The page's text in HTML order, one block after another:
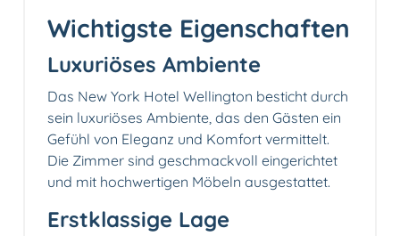
Wichtigste Eigenschaften
Luxuriöses Ambiente
Das New York Hotel Wellington besticht durch
sein luxuriöses Ambiente, das den Gästen ein
Gefühl von Eleganz und Komfort vermittelt.
Die Zimmer sind geschmackvoll eingerichtet
und mit hochwertigen Möbeln ausgestattet.
Erstklassige Lage